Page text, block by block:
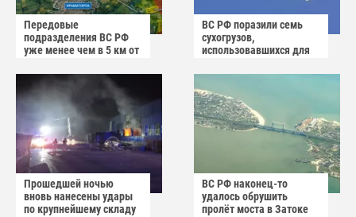
Передовые
подразделения ВС РФ
уже менее чем в 5 км от
Славянска
ВС РФ поразили семь
сухогрузов,
использовавшихся для
Прошедшей ночью
вновь нанесены удары
по крупнейшему складу
ВС РФ наконец-то
удалось обрушить
пролёт моста в Затоке